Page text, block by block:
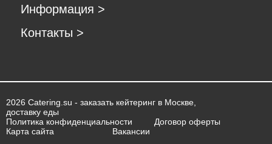
Информация >
Контакты >
2026 Catering.su - заказать кейтеринг в Москве,
доставку еды
Политика конфиденциальности
Договор оферты
Карта сайта
Вакансии